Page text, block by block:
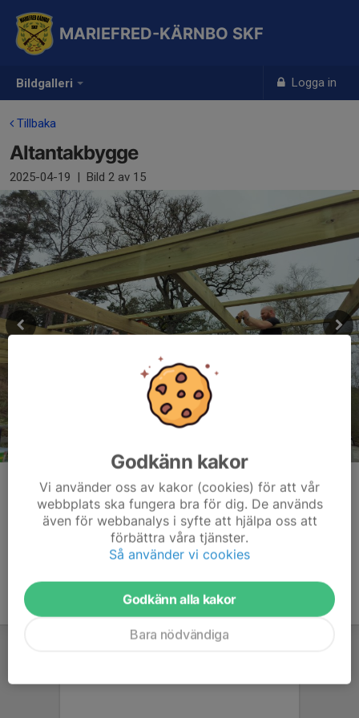
Bildgalleri Logga in
MARIEFRED-KÄRNBO SKF
Tillbaka
Altantakbygge
2025-04-19 | Bild 2 av 15
Kommentarer
Godkänn kakor
Vi använder oss av kakor (cookies) för att vår
webbplats ska fungera bra för dig. De används
även för webbanalys i syfte att hjälpa oss att
förbättra våra tjänster.
Så använder vi cookies
Godkänn alla kakor
Bara nödvändiga